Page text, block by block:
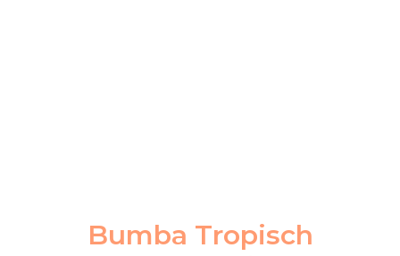
Bumba Tropisch